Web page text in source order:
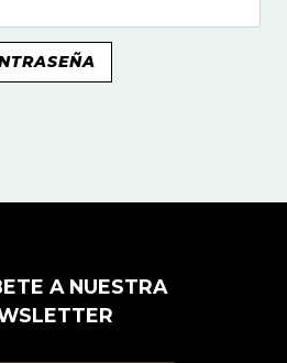
A NUESTRA